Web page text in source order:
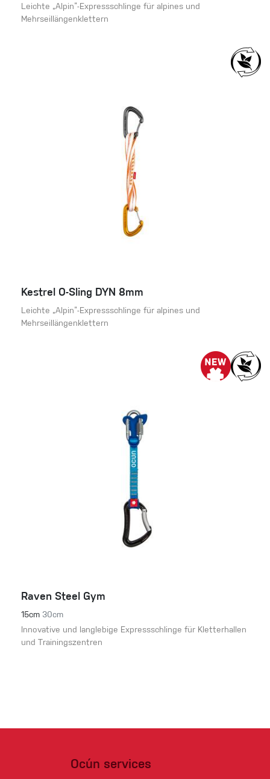
Leichte „Alpin“-Expressschlinge für alpines und
Mehrseillängenklettern
Kestrel O-Sling DYN 8mm
Leichte „Alpin“-Expressschlinge für alpines und
Mehrseillängenklettern
Raven Steel Gym
15cm 30cm
Innovative und langlebige Expressschlinge für Kletterhallen
und Trainingszentren
Ocún services